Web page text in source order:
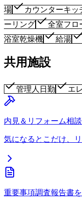
場
カウンターキッ
ーリング
全室フロ
浴室乾燥機
給湯
共用施設
管理人日勤 エ
内見＆リフォーム相
気になるとこだけ、
重要事項調査報告書